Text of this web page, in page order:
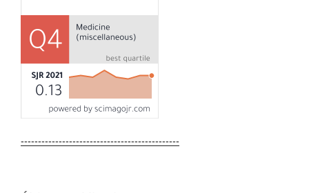
----------------------------------------------